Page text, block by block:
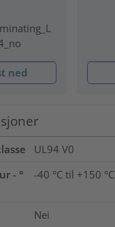
ned
UL94 V0
- °
-40 °C til +150 °C
Nei